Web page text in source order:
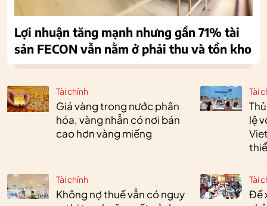
Tài chính
Giá vàng trong nước phân
hóa, vàng nhẫn có nơi bán
cao hơn vàng miếng
Tài chính
Không nợ thuế vẫn có nguy
Tài
lệ
Tài
Đề
Lợi nhuận tăng mạnh nhưng gần 71% tài
sản FECON vẫn nằm ở phải thu và tồn kho